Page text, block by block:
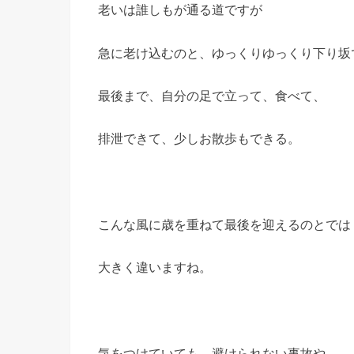
老いは誰しもが通る道ですが
急に老け込むのと、ゆっくりゆっくり下り坂
最後まで、自分の足で立って、食べて、
排泄できて、少しお散歩もできる。
こんな風に歳を重ねて最後を迎えるのとでは
大きく違いますね。